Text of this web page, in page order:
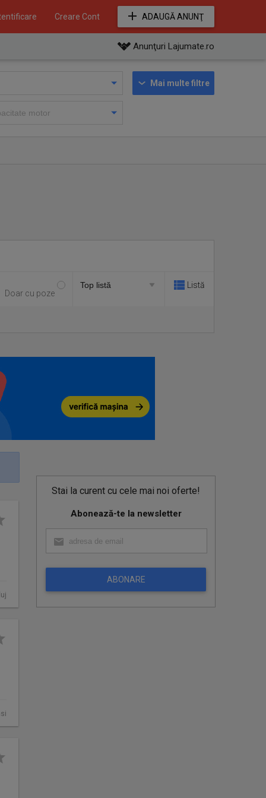
Creare Cont ADAUGĂ ANUNŢ
Anunţuri Lajumate.ro
Mai multe filtre
Doar cu poze
Listă
Stai la curent cu cele mai noi oferte!
Abonează-te la newsletter
ABONARE